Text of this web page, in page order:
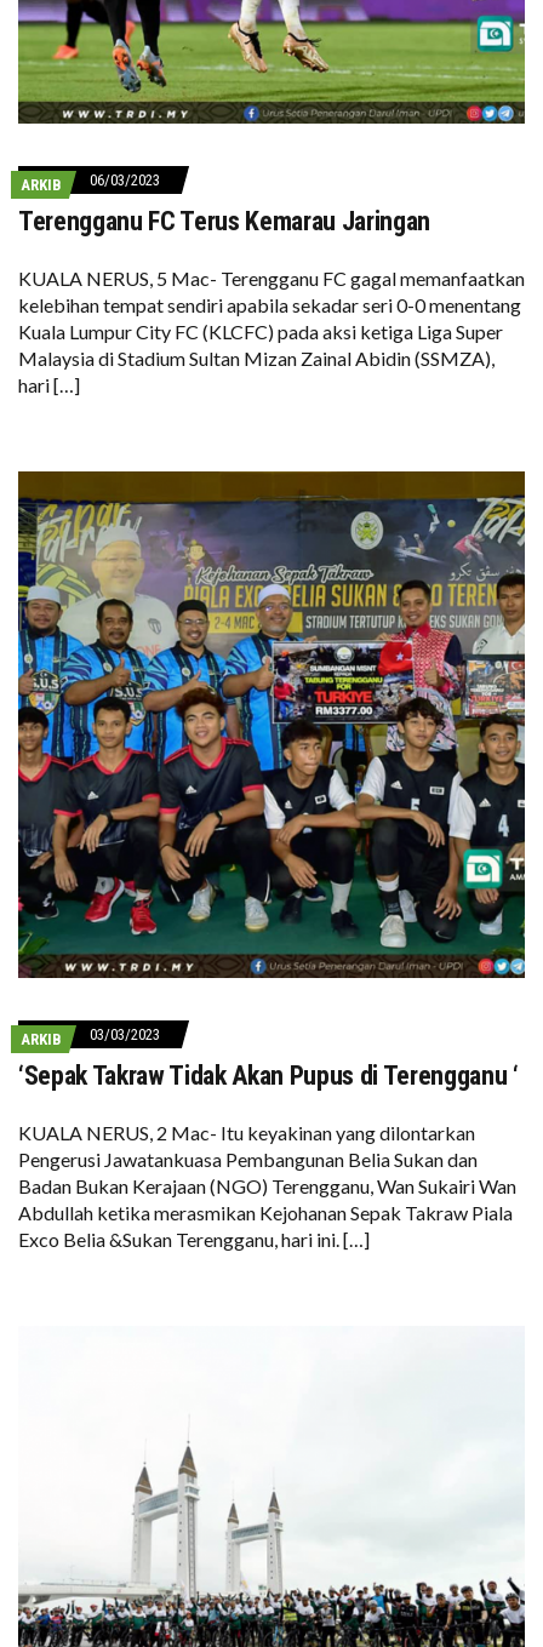
ARKIB 06/03/2023
Terengganu FC Terus Kemarau Jaringan
KUALA NERUS, 5 Mac- Terengganu FC gagal memanfaatkan
kelebihan tempat sendiri apabila sekadar seri 0-0 menentang
Kuala Lumpur City FC (KLCFC) pada aksi ketiga Liga Super
Malaysia di Stadium Sultan Mizan Zainal Abidin (SSMZA),
hari […]
ARKIB 03/03/2023
‘Sepak Takraw Tidak Akan Pupus di Terengganu ‘
KUALA NERUS, 2 Mac- Itu keyakinan yang dilontarkan
Pengerusi Jawatankuasa Pembangunan Belia Sukan dan
Badan Bukan Kerajaan (NGO) Terengganu, Wan Sukairi Wan
Abdullah ketika merasmikan Kejohanan Sepak Takraw Piala
Exco Belia &Sukan Terengganu, hari ini. […]